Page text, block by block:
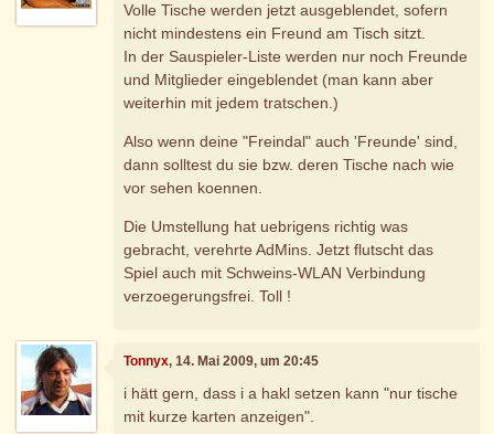
Volle Tische werden jetzt ausgeblendet, sofern
nicht mindestens ein Freund am Tisch sitzt.
In der Sauspieler-Liste werden nur noch Freunde
und Mitglieder eingeblendet (man kann aber
weiterhin mit jedem tratschen.)
Also wenn deine "Freindal" auch 'Freunde' sind,
dann solltest du sie bzw. deren Tische nach wie
vor sehen koennen.
Die Umstellung hat uebrigens richtig was
gebracht, verehrte AdMins. Jetzt flutscht das
Spiel auch mit Schweins-WLAN Verbindung
verzoegerungsfrei. Toll !
Tonnyx, 14. Mai 2009, um 20:45
i hätt gern, dass i a hakl setzen kann "nur tische
mit kurze karten anzeigen".